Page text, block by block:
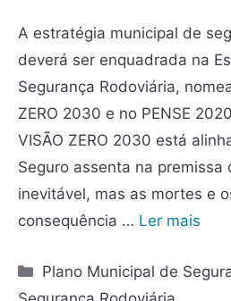
A estratégia municipal de
deverá ser enquadrada na
Segurança Rodoviária,
ZERO 2030 e no PENSE
VISÃO ZERO 2030 está
Seguro assenta na premissa
inevitável, mas as mortes e
consequência … Ler mais
Plano Municipal de